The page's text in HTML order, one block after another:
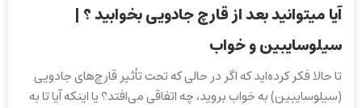
آیا میتوانید بعد از قارچ جادویی بخوابید ؟ |
سیلوسایبین و خواب
تا حالا فکر کرده‌اید که اگر در حالی که تحت تأثیر قارچ‌های جادویی
(سیلوسایبین) به خواب بروید، چه اتفاقی می‌افتد؟ یا اینکه آیا تا به